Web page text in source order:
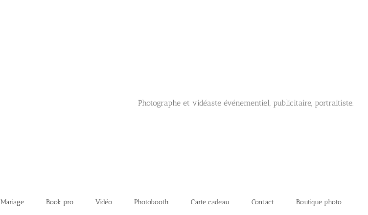
Photographe et vidéaste événementiel, publicitaire, portraitiste.
Mariage Book pro Vidéo Photobooth Carte cadeau Contact Boutique photo